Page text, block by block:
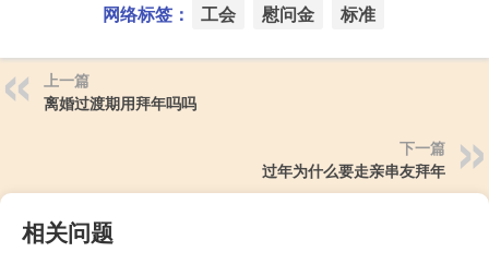
网络标签： 工会 慰问金 标准
上一篇
离婚过渡期用拜年吗吗
下一篇
过年为什么要走亲串友拜年
相关问题